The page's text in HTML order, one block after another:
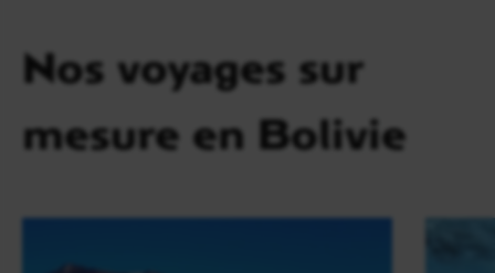
Nos voyages sur
mesure en Bolivie